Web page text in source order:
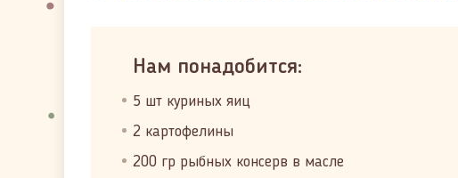
Нам понадобится:
5 шт куриных яиц
2 картофелины
200 гр рыбных консерв в масле